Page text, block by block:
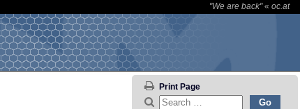
"We are back"« oc.at
Print Page